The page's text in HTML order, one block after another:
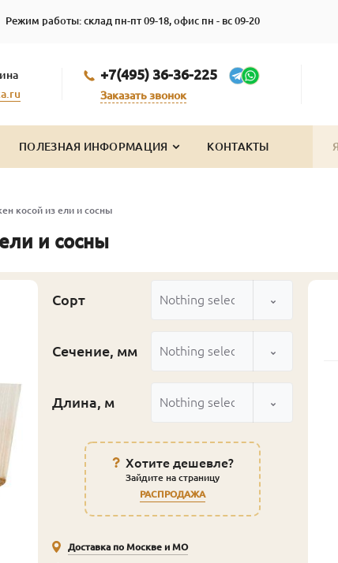
Режим работы: склад пн-пт 09-18, офис пн - вс 09-20
+7(495) 36-36-225
Заказать звонок
ПОЛЕЗНАЯ ИНФОРМАЦИЯ КОНТАКТЫ
косой из ели и сосны
и сосны
Сорт Nothing selected
Сечение, мм Nothing selected
Длина, м Nothing selected
Хотите дешевле?
Зайдите на страницу
РАСПРОДАЖА
Доставка по Москве и МО